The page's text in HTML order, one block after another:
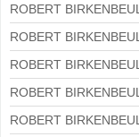
8APE225M-4-IE3
ROBERT
8APE180L-4 IE3
ROBERT
8APE160M-6 IE3
ROBERT
8APE160L-4-IE3
ROBERT
8APE112M-6K-IE3
ROBERT